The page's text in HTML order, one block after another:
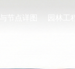
节点详图 园林工